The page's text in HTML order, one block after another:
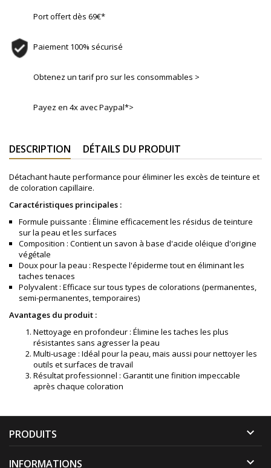
Port offert dès 69€*
Paiement 100% sécurisé
Obtenez un tarif pro sur les consommables >
Payez en 4x avec Paypal*>
DESCRIPTION DÉTAILS DU PRODUIT
Détachant haute performance pour éliminer les excès de teinture et
de coloration capillaire.
Caractéristiques principales :
Formule puissante : Élimine efficacement les résidus de teinture
sur la peau et les surfaces
Composition : Contient un savon à base d'acide oléique d'origine
végétale
Doux pour la peau : Respecte l'épiderme tout en éliminant les
taches tenaces
Polyvalent : Efficace sur tous types de colorations (permanentes,
semi-permanentes, temporaires)
Avantages du produit :
Nettoyage en profondeur : Élimine les taches les plus
résistantes sans agresser la peau
Multi-usage : Idéal pour la peau, mais aussi pour nettoyer les
outils et surfaces de travail
Résultat professionnel : Garantit une finition impeccable
après chaque coloration
PRODUITS 
INFORMATIONS 